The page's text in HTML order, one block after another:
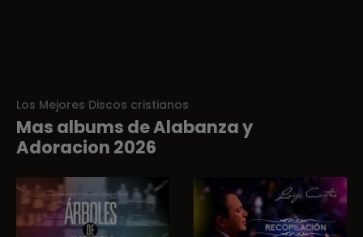
Los Mejores Discos cristianos
Mas albums de Alabanza y
Adoracion 2026